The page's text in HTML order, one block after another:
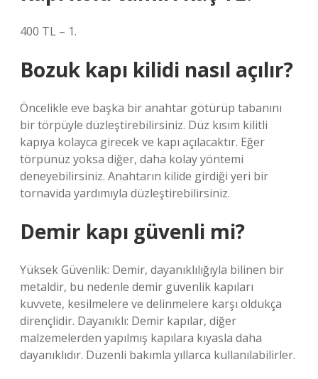
400 TL – 1.
Bozuk kapı kilidi nasıl açılır?
Öncelikle eve başka bir anahtar götürüp tabanını
bir törpüyle düzleştirebilirsiniz. Düz kısım kilitli
kapıya kolayca girecek ve kapı açılacaktır. Eğer
törpünüz yoksa diğer, daha kolay yöntemi
deneyebilirsiniz. Anahtarın kilide girdiği yeri bir
tornavida yardımıyla düzleştirebilirsiniz.
Demir kapı güvenli mi?
Yüksek Güvenlik: Demir, dayanıklılığıyla bilinen bir
metaldir, bu nedenle demir güvenlik kapıları
kuvvete, kesilmelere ve delinmelere karşı oldukça
dirençlidir. Dayanıklı: Demir kapılar, diğer
malzemelerden yapılmış kapılara kıyasla daha
dayanıklıdır. Düzenli bakımla yıllarca kullanılabilirler.